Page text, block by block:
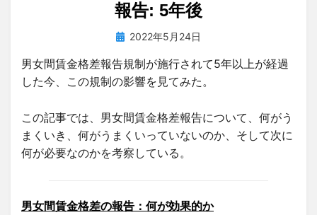
報告: 5年後
投稿者tsuchiya
投
日:
2022年5月24日
男女間賃金格差報告規制が施行されて5年以上が経過
した今、この規制の影響を見てみた。
この記事では、男女間賃金格差報告について、何がう
まくいき、何がうまくいっていないのか、そして次に
何が必要なのかを考察している。
男女間賃金格差の報告：何が効果的か